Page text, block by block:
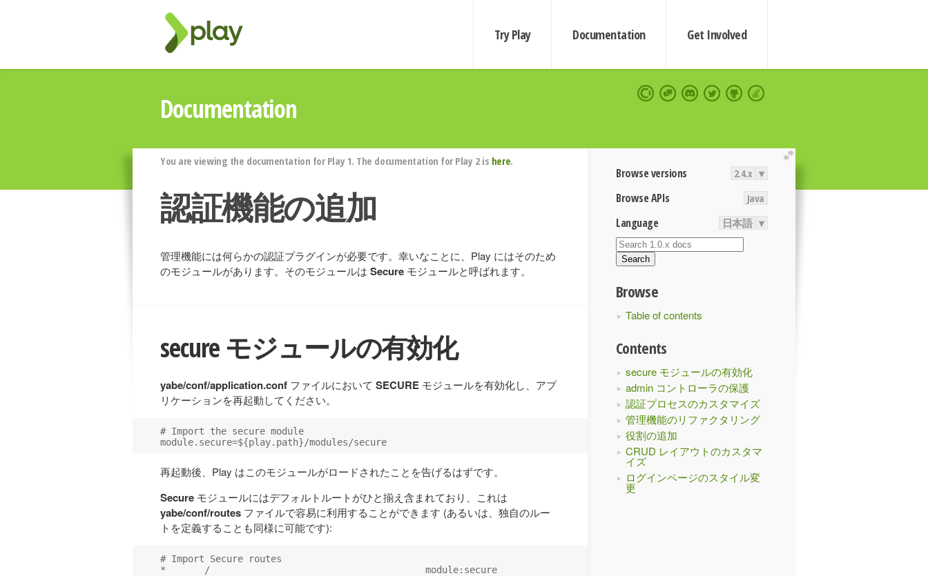
Try Play Documentation Get Involved
Documentation
extend
Browse versions 2.4.x ▾
Browse APIs Java
Language 日本語 ▾
Search
Browse
Table of contents
Contents
secure モジュールの有効化
admin コントローラの保護
認証プロセスのカスタマイズ
管理機能のリファクタリング
役割の追加
CRUD レイアウトのカスタマ
イズ
ログインページのスタイル変
更
You are viewing the documentation for Play 1. The documentation for Play 2 is here.
認証機能の追加
管理機能には何らかの認証プラグインが必要です。幸いなことに、Play にはそのため
のモジュールがあります。そのモジュールは Secure モジュールと呼ばれます。
secure モジュールの有効化
yabe/conf/application.conf ファイルにおいて SECURE モジュールを有効化し、アプ
リケーションを再起動してください。
# Import the secure module
再起動後、Play はこのモジュールがロードされたことを告げるはずです。
Secure モジュールにはデフォルトルートがひと揃え含まれており、これは
yabe/conf/routes ファイルで容易に利用することができます (あるいは、独自のルー
トを定義することも同様に可能です):
# Import Secure routes